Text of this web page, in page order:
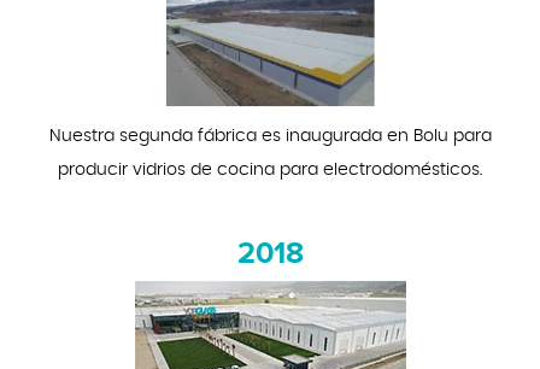
Nuestra segunda fábrica es inaugurada en Bolu para
producir vidrios de cocina para electrodomésticos.
2018